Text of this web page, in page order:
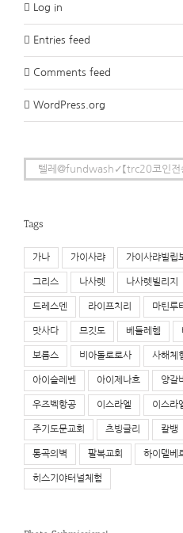
Log in
Entries feed
Comments feed
WordPress.org
Search
for:
Tags
가나 가이사랴 가이사랴빌립
그리스 나사렛 나사렛빌리지
드레스덴 라이프치리 마틴루
맛사다 므깃도 베들레헴
보름스 비아돌로로사 사해체
아이슬레벤 아이제나흐 양갈
우즈벡항공 이스라엘 이스라
주기도문교회 츠빙글리 칼뱅
통곡의벽 팔복교회 하이델베
히스기야터널체험